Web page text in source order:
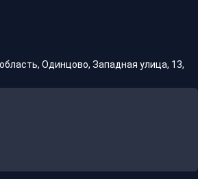
Одинцово, Западная улица, 13,